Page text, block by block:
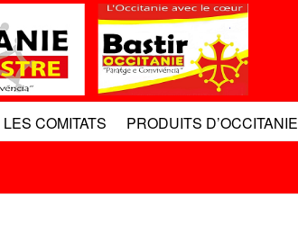
LES COMITATS PRODUITS D’OCCITANIE